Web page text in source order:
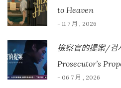
to Heaven
- 11 7 月 , 2026
檢察官的提案/검
Prosecutor’s
- 06 7 月 , 2026